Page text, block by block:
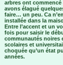
arbres ont
avons élagué
faire… un peu. Ca
installée dans la
Entre l’accent et un
fois pour saisir le
communautés noires
scolaires et
choquée qu’un état
années.